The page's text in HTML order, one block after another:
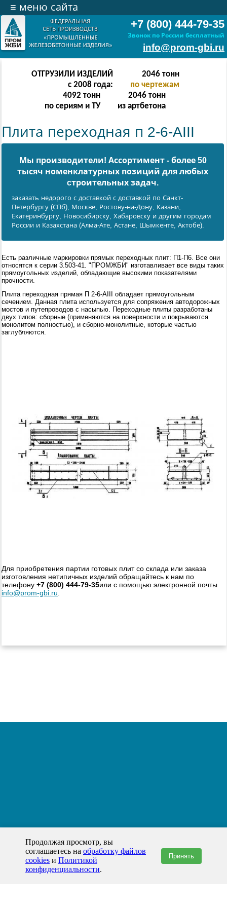
+7 (800) 444-79-35
Звонок по России бесплатный
info@prom-gbi.ru
≡ меню сайта
ОТГРУЗИЛИ ИЗДЕЛИЙ
с 2008 года:
4094тонн
по чертежам
8188 тонн
по сериям и ТУ
4094 тонн
из артбетона
Плита переходная п 2-6-AIII
Мы производители! Ассортимент - более 50
тысяч номенклатурных позиций для любых
cтроительных задач.
заказать недорого с доставкой с доставкой по Санкт-
Петербургу (СПб), Москве, Ростову-на-Дону, Казани,
Екатеринбургу, Новосибирску, Хабаровску и другим городам
России и Казахстана (Алма-Ате, Астане, Шымкенте, Актобе).
Есть различные маркировки прямых переходных плит: П1-П6. Все они
относятся к серии 3.503-41. "ПРОМЖБИ" изготавливает все виды таких
прямоугольных изделий, обладающие высокими показателями
прочности.
Плита переходная прямая П 2-6-AIII обладает прямоугольным
сечением. Данная плита используется для сопряжения автодорожных
мостов и путепроводов с насыпью. Переходные плиты разработаны
двух типов: сборные (применяются на поверхности и покрываются
монолитом полностью), и сборно-монолитные, которые частью
заглубляются.
Для приобретения партии готовых плит со склада или заказа
изготовления нетипичных изделий обращайтесь к нам по
телефону +7 (800) 444-79-35или с помощью электронной почты
info@prom-gbi.ru
Продолжая просмотр, вы
соглашаетесь на обработку файлов
cookies и Политикой
конфиденциальности.
Принять